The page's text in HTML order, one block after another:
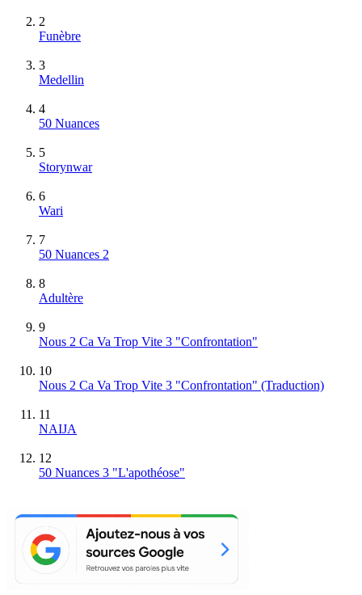
2
Funèbre
3
Medellin
4
50 Nuances
5
Storynwar
6
Wari
7
50 Nuances 2
8
Adultère
9
Nous 2 Ca Va Trop Vite 3 "Confrontation"
10
Nous 2 Ca Va Trop Vite 3 "Confrontation" (Traduction)
11
NAIJA
12
50 Nuances 3 "L'apothéose"